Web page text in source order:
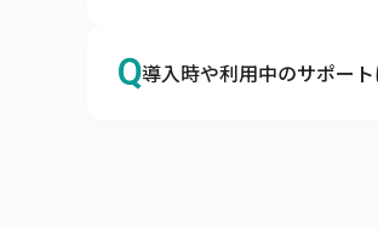
A
最短3営業日でキャムマッ
Q導入時や利用中のサポー